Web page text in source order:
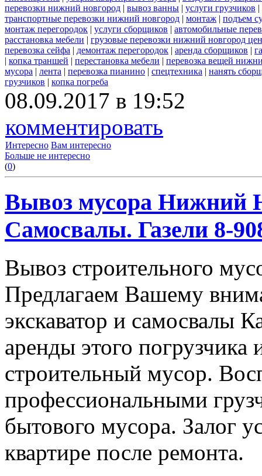
перевозки нижний новгород | вывоз ванны | услуги грузчиков |
транспортные перевозки нижний новгород | монтаж | подъем
монтаж перегородок | услуги сборщиков | автомобильные
расстановка мебели | грузовые перевозки нижний новгород
перевозка сейфа | демонтаж перегородок | аренда сборщиков |
| копка траншей | перестановка мебели | перевозка вещей
мусора | лента | перевозка пианино | спецтехника | нанять
грузчиков | копка погреба
08.09.2017 в 19:52
комментировать
Интересно Вам интересно
Больше не интересно
(0)
Вывоз мусора Нижний
Самосвалы. Газели 8-
Вывоз строительного
Предлагаем Вашему
экскаватор и самосвалы
аренды этого
строительный мусор.
профессиональными
бытового мусора. Залог
квартире после ремонта.